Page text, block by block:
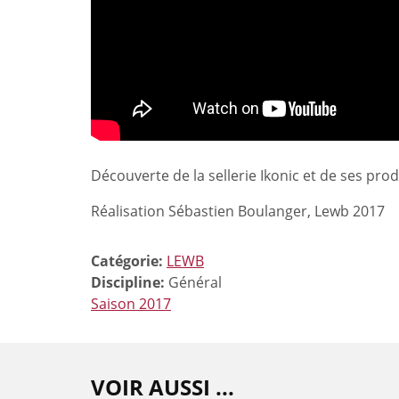
Découverte de la sellerie Ikonic et de ses
Réalisation Sébastien Boulanger, Lewb 2017
Catégorie: LEWB
Discipline: Général
Saison 2017
VOIR AUSSI ...